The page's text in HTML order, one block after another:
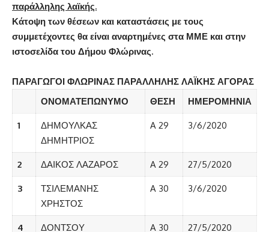
παράλληλης λαϊκής.
Κάτοψη των θέσεων και καταστάσεις με τους
συμμετέχοντες θα είναι αναρτημένες στα ΜΜΕ και στην
ιστοσελίδα του Δήμου Φλώρινας.
ΠΑΡΑΓΩΓΟΙ ΦΛΩΡΙΝΑΣ ΠΑΡΑΛΛΗΛΗΣ ΛΑΪΚΗΣ ΑΓΟΡΑΣ
ΟΝΟΜΑΤΕΠΩΝΥΜΟ
ΘΕΣΗ ΗΜΕΡΟΜΗΝΙΑ
1
ΔΗΜΟΥΛΚΑΣ
ΔΗΜΗΤΡΙΟΣ
A 29 3/6/2020
2 ΔΑΙΚΟΣ ΛΑΖΑΡΟΣ A 29 27/5/2020
3
ΤΣΙΛΕΜΑΝΗΣ
ΧΡΗΣΤΟΣ
A 30 3/6/2020
4
ΔΟΝΤΣΟΥ
A 30 27/5/2020